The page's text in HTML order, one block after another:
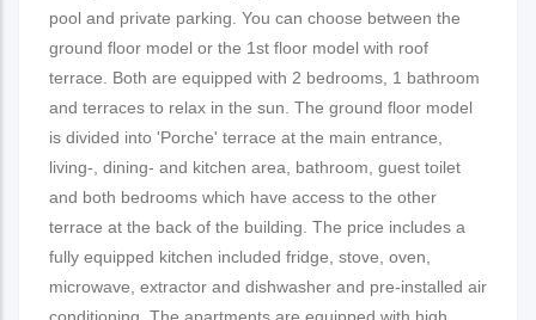
pool and private parking. You can choose between the
ground floor model or the 1st floor model with roof
terrace. Both are equipped with 2 bedrooms, 1 bathroom
and terraces to relax in the sun. The ground floor model
is divided into 'Porche' terrace at the main entrance,
living-, dining- and kitchen area, bathroom, guest toilet
and both bedrooms which have access to the other
terrace at the back of the building. The price includes a
fully equipped kitchen included fridge, stove, oven,
microwave, extractor and dishwasher and pre-installed air